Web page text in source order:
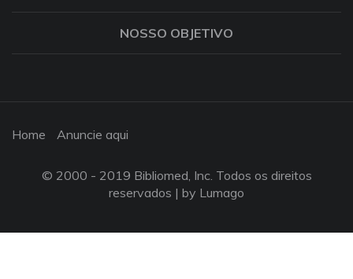
NOSSO OBJETIVO
Home Anuncie aqui
© 2000 - 2019 Bibliomed, Inc. Todos os direitos
reservados | by Lumago